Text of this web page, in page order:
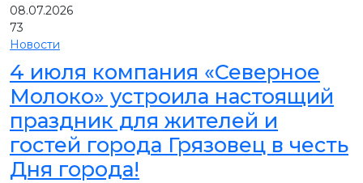
08.07.2026
73
Новости
4 июля компания «Северное
Молоко» устроила настоящий
праздник для жителей и
гостей города Грязовец в честь
Дня города!